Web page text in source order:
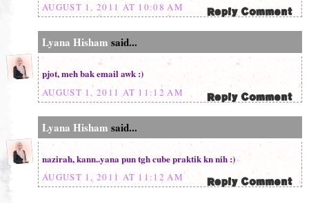
AUGUST 1, 2011 AT 10:08 AM
Lyana Hisham said...
pjot, meh bak email awk :)
AUGUST 1, 2011 AT 11:12 AM
Lyana Hisham said...
nazirah, kann..yana pun tgh cube praktik kn nih :)
AUGUST 1, 2011 AT 11:12 AM